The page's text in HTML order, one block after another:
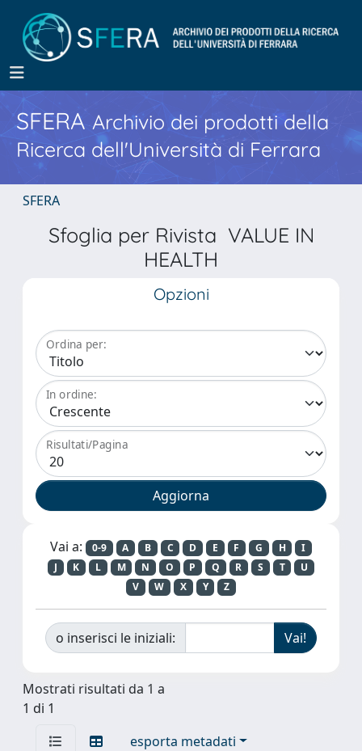
SFERA Archivio dei prodotti della
Ricerca dell'Università di Ferrara
SFERA
Sfoglia per Rivista VALUE IN
HEALTH
Opzioni
Ordina per:
In ordine:
Risultati/Pagina
Vai a: 0-9 A B C D E F G H
I
J
K L M N O P Q R S T
U
V
W X Y Z
o inserisci le iniziali:
Mostrati risultati da 1 a
1 di 1
esporta metadati